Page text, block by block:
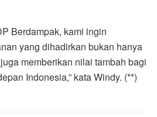
Berdampak, kami ingin
yang dihadirkan bukan hanya
memberikan nilai tambah bagi
Indonesia,” kata Windy. (**)